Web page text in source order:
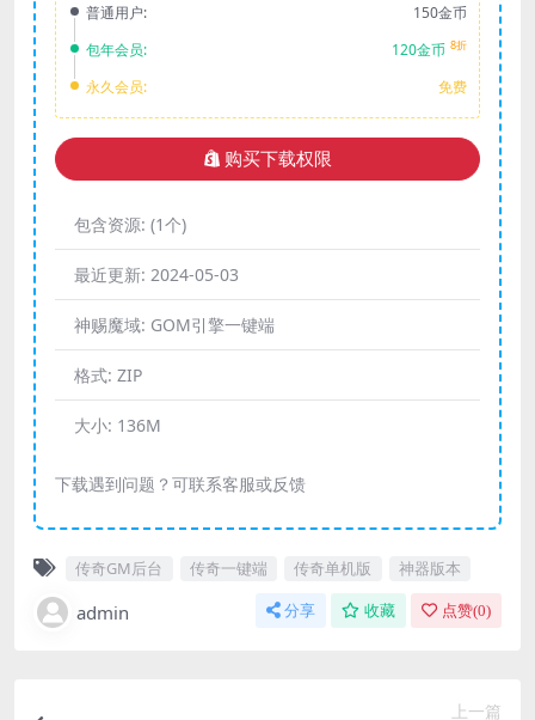
普通用户:
150金币
包年会员:
120金币 8折
永久会员: 免费
购买下载权限
包含资源: (1个)
最近更新: 2024-05-03
神赐魔域: GOM引擎一键端
格式: ZIP
大小: 136M
下载遇到问题？可联系客服或反馈
传奇GM后台 传奇一键端 传奇单机版 神器版本
admin 分享 收藏 点赞(0)
上一篇